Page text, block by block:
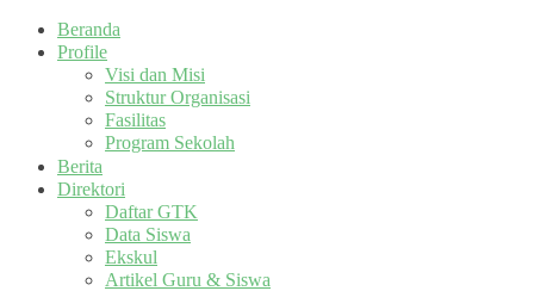
Beranda
Profile
Visi dan Misi
Struktur Organisasi
Fasilitas
Program Sekolah
Berita
Direktori
Daftar GTK
Data Siswa
Ekskul
Artikel Guru & Siswa